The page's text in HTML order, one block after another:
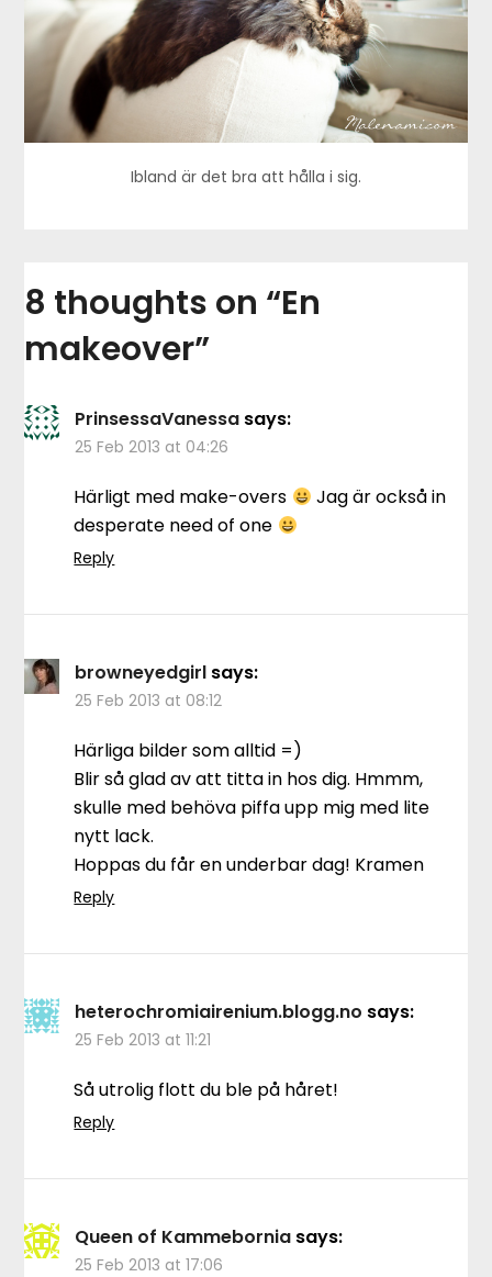
Ibland är det bra att hålla i sig.
8 thoughts on “En
makeover”
PrinsessaVanessa says:
25 Feb 2013 at 04:26
Härligt med make-overs
Jag är också in
desperate need of one
Reply
browneyedgirl says:
25 Feb 2013 at 08:12
Härliga bilder som alltid =)
Blir så glad av att titta in hos dig. Hmmm,
skulle med behöva piffa upp mig med lite
nytt lack.
Hoppas du får en underbar dag! Kramen
Reply
heterochromiairenium.blogg.no says:
25 Feb 2013 at 11:21
Så utrolig flott du ble på håret!
Reply
Queen of Kammebornia says:
25 Feb 2013 at 17:06